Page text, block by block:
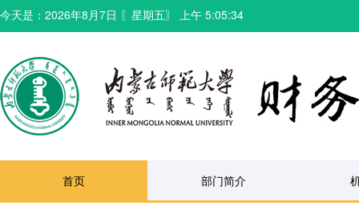
今天是： 2026年8月7日 〖 星期五〗 上午 5:05:34
首页 部门简介